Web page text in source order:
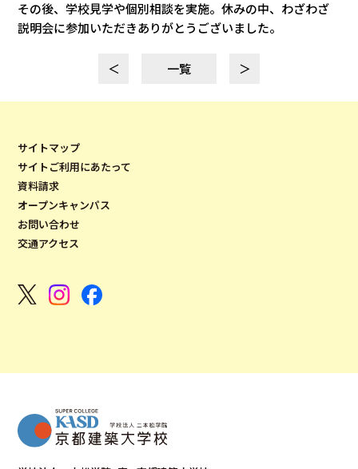
その後、学校見学や個別相談を実施。休みの中、わざわざ
説明会に参加いただきありがとうございました。
＜ 一覧 ＞
サイトマップ
サイトご利用にあたって
資料請求
オープンキャンパス
お問い合わせ
交通アクセス